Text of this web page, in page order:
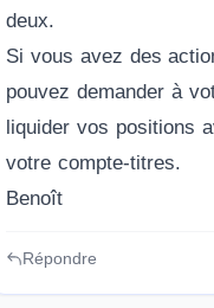
deux.
Si vous avez des
pouvez demander à
liquider vos positions
votre compte-titres.
Benoît
Répondre